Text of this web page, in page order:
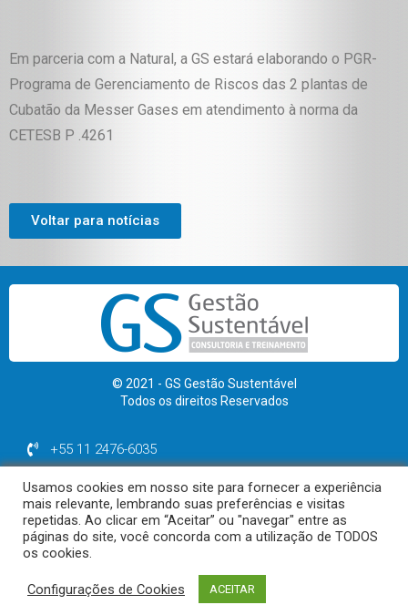
Em parceria com a Natural, a GS estará elaborando o PGR-
Programa de Gerenciamento de Riscos das 2 plantas de
Cubatão da Messer Gases em atendimento à norma da
CETESB P .4261
Voltar para notícias
© 2021 - GS Gestão Sustentável
Todos os direitos Reservados
+55 11 2476-6035
contato@gsgestaosustentavel.com.br
Polítca de Privacidade | Termos de uso
Desenvolvido por Diagrama Sites
Usamos cookies em nosso site para fornecer a experiência
mais relevante, lembrando suas preferências e visitas
repetidas. Ao clicar em “Aceitar” ou "navegar" entre as
páginas do site, você concorda com a utilização de TODOS
os cookies.
Configurações de Cookies ACEITAR